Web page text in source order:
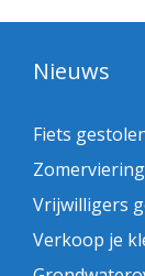
Nieuws
Fiets
Vrijwilligers
Verkoop je